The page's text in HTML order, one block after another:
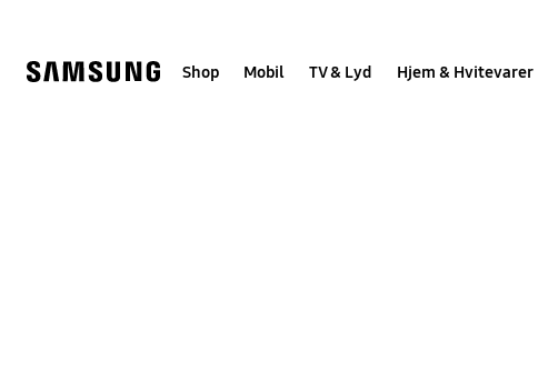
Shop Mobil TV & Lyd Hjem & Hvitevarer